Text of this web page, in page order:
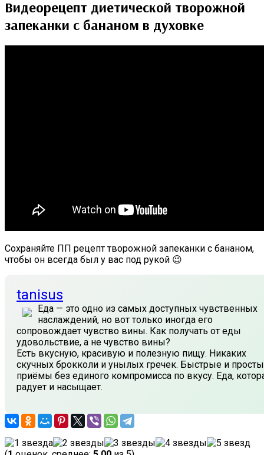
Видеорецепт диетической творожной
запеканки с бананом в духовке
Сохраняйте ПП рецепт творожной запеканки с бананом,
чтобы он всегда был у вас под рукой 😉
tanisus
Еда — это одно из самых доступных чувственных
наслаждений, но вот только иногда его
сопровождает чувство вины. Как получать от еды
удовольствие, а не чувство вины?
Есть вкусную, красивую и полезную пищу. Никаких
скучных брокколи и унылых гречек. Быстрые и
приёмы без единого компромисса по вкусу. Еда,
радует и насыщает.